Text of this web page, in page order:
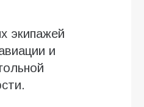
экипажей
и